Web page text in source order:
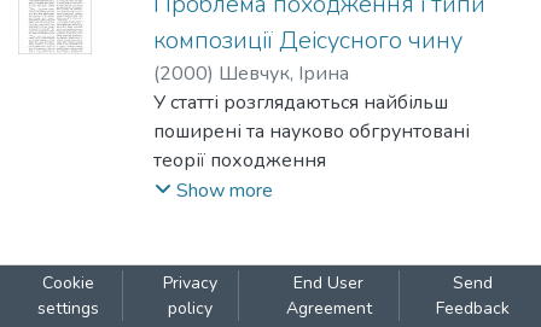
композиції Деісусного чину
(2000) Шевчук, Ірина
У статті розглядаються найбільш
поширені та науково обгрунтовані
теорії походження
іконографічної композиції так званого
даної композиції за різними
критеріями.
Show more
Cookie
settings
Privacy
policy
End User
Agreement
Send
Feedback